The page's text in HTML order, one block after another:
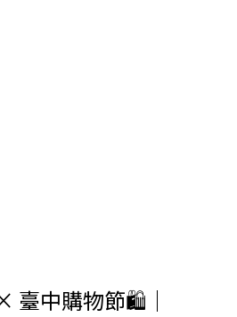
臺中購物節🛍️｜